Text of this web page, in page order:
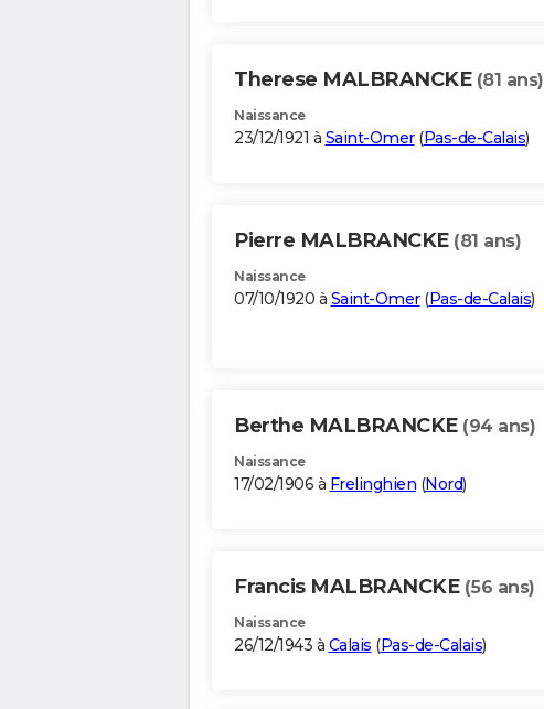
Therese MALBRANCKE (81 ans)
Naissance
23/12/1921 à Saint-Omer(Pas-de-Calais)
Pierre MALBRANCKE (81 ans)
Naissance
07/10/1920 à Saint-Omer(Pas-de-Calais)
Berthe MALBRANCKE (94 ans)
Naissance
17/02/1906 à Frelinghien (Nord)
Francis MALBRANCKE (56 ans)
Naissance
26/12/1943 à Calais (Pas-de-Calais)